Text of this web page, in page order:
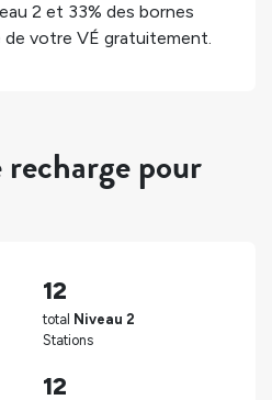
2 et 33% des bornes
votre VÉ gratuitement.
pour
12
total Niveau 2
Stations
12